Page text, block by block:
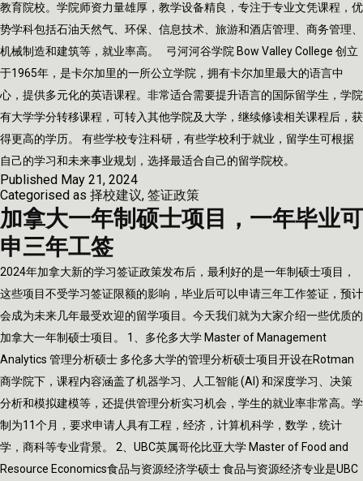
教育院校。学院师资力量雄厚，教学设备精良，专注于专业文凭课程，优
势学科包括石油天然气、环保、信息技术、旅游和酒店管理、商务管理、
机械制造和建筑等，就业率高。 弓河河谷学院 Bow Valley College 创立
于1965年，是卡尔加里的一所公立学院，拥有卡尔加里最大的语言中
心，提供多元化的英语课程。非常适合需要提升语言的国际留学生，学院
有大学学分转移课程，可转入其他学院及大学，继续修读相关课程后，获
得更高的学历。 有些学校专注科研，有些学校利于就业，留学生可根据
自己的学习和未来事业规划，选择最适合自己的留学院校。
Published May 21, 2024
Categorised as 择校建议, 签证政策
加拿大一年制硕士项目，一年毕业可
申三年工签
2024年加拿大新的学习签证政策发布后，最利好的是一年制硕士项目，
这些项目不受学习签证限额的影响，毕业后可以申请三年工作签证，预计
会成为未来几年最受欢迎的留学项目。今天我们就为大家介绍一些优质的
加拿大一年制硕士项目。 1、多伦多大学 Master of Management
Analytics 管理分析硕士 多伦多大学的管理分析硕士项目开设在Rotman
商学院下，课程内容涵盖了机器学习、人工智能 (AI) 和深度学习、决策
分析和模拟建模等，还提供管理分析实习机会，学生的就业率非常高。学
制为11个月，要求申请人具有工程，经济，计算机科学，数学，统计
学，商科等专业背景。 2、UBC英属哥伦比亚大学 Master of Food and
Resource Economics食品与资源经济学硕士 食品与资源经济专业是UBC